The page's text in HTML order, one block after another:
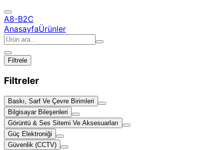
A8-B2C
AnasayfaÜrünler
Filtrele
Filtreler
Baskı, Sarf Ve Çevre Birimleri
Bilgisayar Bileşenleri
Görüntü & Ses Sitemi Ve Aksesuarları
Güç Elektroniği
Güvenlik (CCTV)